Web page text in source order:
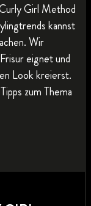
Girl Method
kannst
Wir
eignet und
Look kreierst.
zum Thema